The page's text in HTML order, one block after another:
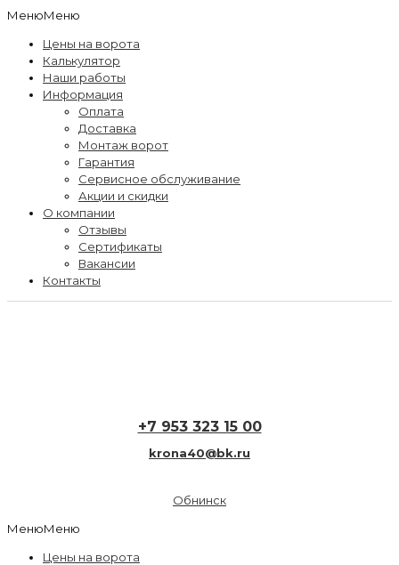
МенюМеню
Цены на ворота
Калькулятор
Наши работы
Информация
Оплата
Доставка
Монтаж ворот
Гарантия
Сервисное обслуживание
Акции и скидки
О компании
Отзывы
Сертификаты
Вакансии
Контакты
+7 953 323 15 00
krona40@bk.ru
Обнинск
МенюМеню
Цены на ворота